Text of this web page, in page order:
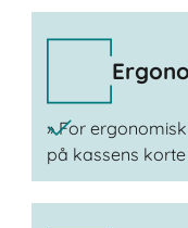
» For
på kassens korte